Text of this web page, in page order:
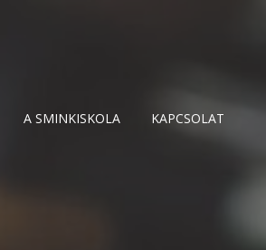
A SMINKISKOLA KAPCSOLAT